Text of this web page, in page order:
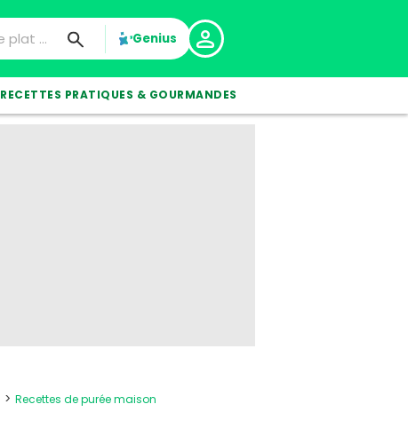
Genius
RECETTES PRATIQUES & GOURMANDES
Recettes de purée maison